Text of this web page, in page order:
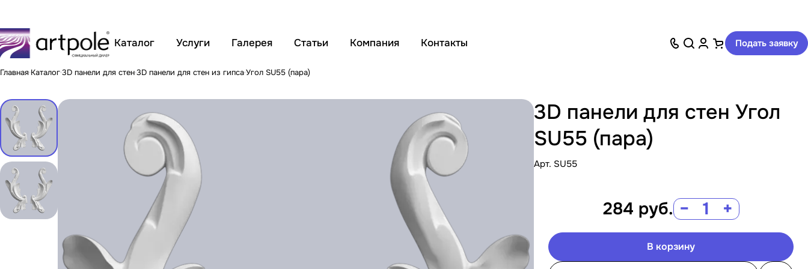
Каталог Услуги Галерея Статьи Компания Контакты Подать заявку
Главная Каталог3D панели для стен3D панели для стен из гипсаУгол SU55 (пара)
3D панели для стен Угол
SU55 (пара)
Арт. SU55
284 руб. − +
В корзину